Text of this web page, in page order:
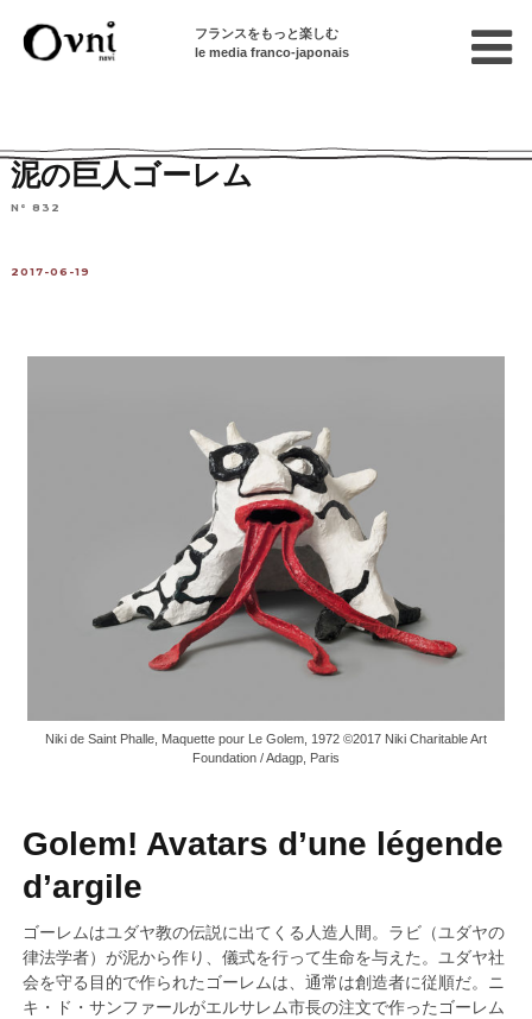
フランスをもっと楽しむ
le media franco-japonais
泥の巨人ゴーレム
N° 832
2017-06-19
Niki de Saint Phalle, Maquette pour Le Golem, 1972 ©2017 Niki Charitable Art
Foundation / Adagp, Paris
Golem! Avatars d’une légende
d’argile
ゴーレムはユダヤ教の伝説に出てくる人造人間。ラビ（ユダヤの
律法学者）が泥から作り、儀式を行って生命を与えた。ユダヤ社
会を守る目的で作られたゴーレムは、通常は創造者に従順だ。ニ
キ・ド・サンファールがエルサレム市長の注文で作ったゴーレム